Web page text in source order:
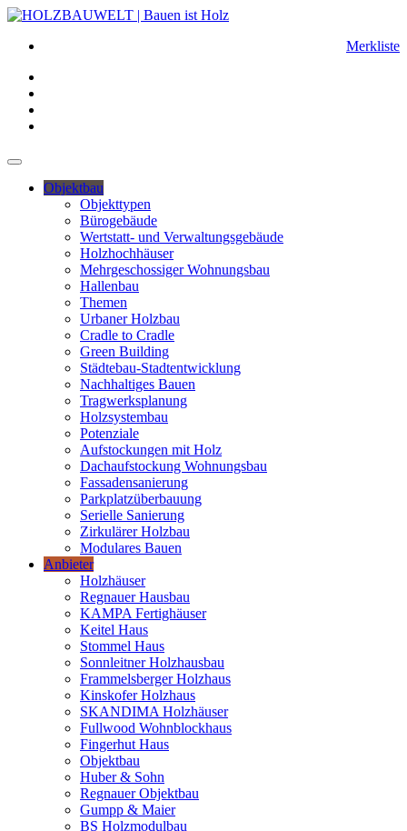
Merkliste
Objektbau
Objekttypen
Bürogebäude
Wertstatt- und Verwaltungsgebäude
Holzhochhäuser
Mehrgeschossiger Wohnungsbau
Hallenbau
Themen
Urbaner Holzbau
Cradle to Cradle
Green Building
Städtebau-Stadtentwicklung
Nachhaltiges Bauen
Tragwerksplanung
Holzsystembau
Potenziale
Aufstockungen mit Holz
Dachaufstockung Wohnungsbau
Fassadensanierung
Parkplatzüberbauung
Serielle Sanierung
Zirkulärer Holzbau
Modulares Bauen
Anbieter
Holzhäuser
Regnauer Hausbau
KAMPA Fertighäuser
Keitel Haus
Stommel Haus
Sonnleitner Holzhausbau
Frammelsberger Holzhaus
Kinskofer Holzhaus
SKANDIMA Holzhäuser
Fullwood Wohnblockhaus
Fingerhut Haus
Objektbau
Huber & Sohn
Regnauer Objektbau
Gumpp & Maier
BS Holzmodulbau